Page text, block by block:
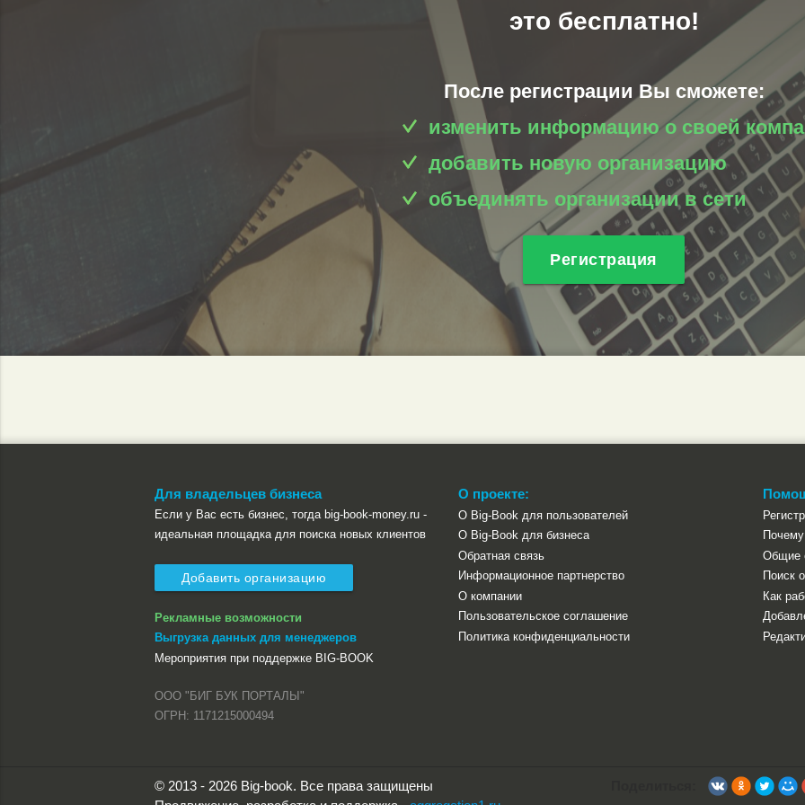
это бесплатно!
После регистрации Вы сможете:
изменить информацию о своей
добавить новую организацию
объединять организации в сети
Регистрация
Для владельцев бизнеса
Если у Вас есть бизнес, тогда big-book-money.ru -
идеальная площадка для поиска новых клиентов
Добавить организацию
Рекламные возможности
Выгрузка данных для менеджеров
Мероприятия при поддержке BIG-BOOK
О проекте:
О Big-Book для пользователей
О Big-Book для бизнеса
Обратная связь
Информационное партнерство
О компании
Пользовательское соглашение
Политика конфиденциальности
Общие
Поиск
Как
ООО "БИГ БУК ПОРТАЛЫ"
ОГРН: 1171215000494
© 2013 - 2026 Big-book. Все права защищены